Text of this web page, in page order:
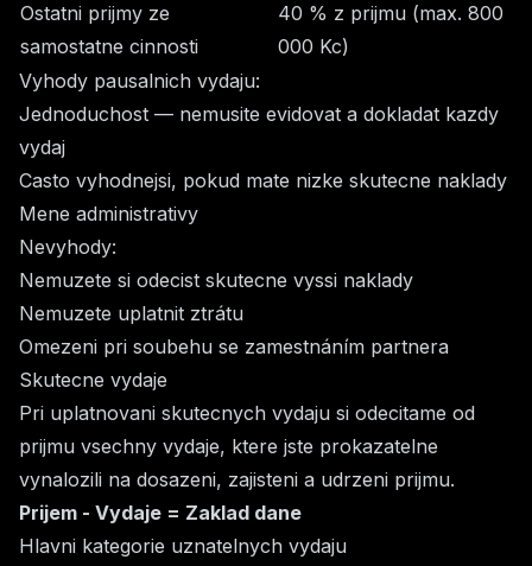
Ostatni prijmy ze
samostatne cinnosti
40 % z prijmu (max. 800
000 Kc)
Vyhody pausalnich vydaju:
Jednoduchost — nemusite evidovat a dokladat kazdy
vydaj
Casto vyhodnejsi, pokud mate nizke skutecne naklady
Mene administrativy
Nevyhody:
Nemuzete si odecist skutecne vyssi naklady
Nemuzete uplatnit ztrátu
Omezeni pri soubehu se zamestnáním partnera
Skutecne vydaje
Pri uplatnovani skutecnych vydaju si odecitame od
prijmu vsechny vydaje, ktere jste prokazatelne
vynalozili na dosazeni, zajisteni a udrzeni prijmu.
Prijem - Vydaje = Zaklad dane
Hlavni kategorie uznatelnych vydaju